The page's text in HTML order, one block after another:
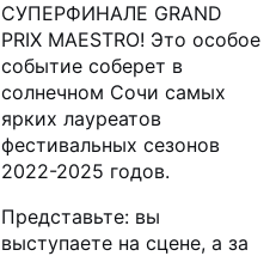
СУПЕРФИНАЛЕ GRAND
PRIX MAESTRO! Это особое
событие соберет в
солнечном Сочи самых
ярких лауреатов
фестивальных сезонов
2022-2025 годов.
Представьте: вы
выступаете на сцене, а за